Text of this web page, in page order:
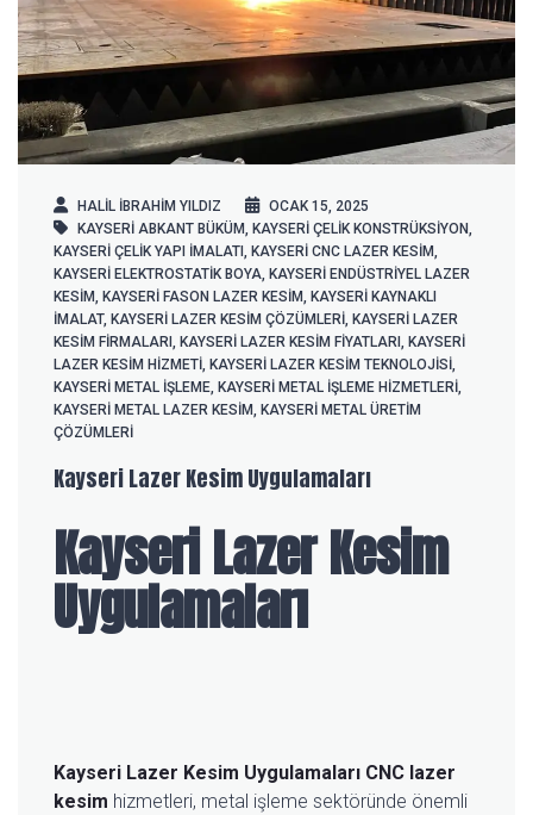
HALIL IBRAHIM YILDIZ
OCAK 15, 2025
KAYSERİ ABKANT BÜKÜM, KAYSERI ÇELIK KONSTRÜKSIYON,
KAYSERİ ÇELIK YAPI IMALATI , KAYSERİ CNC LAZER KESIM,
KAYSERİ ELEKTROSTATIK BOYA, KAYSERİ ENDÜSTRIYEL LAZER
KESIM, KAYSERİ FASON LAZER KESIM, KAYSERİ KAYNAKLI
IMALAT, KAYSERİ LAZER KESIM ÇÖZÜMLERI, KAYSERİ LAZER
KESIM FIRMALARI , KAYSERİ LAZER KESIM FIYATLARI , KAYSERİ
LAZER KESIM HIZMETI, KAYSERİ LAZER KESIM TEKNOLOJISI,
KAYSERİ METAL IŞLEME, KAYSERİ METAL IŞLEME HIZMETLERI,
KAYSERI METAL LAZER KESIM, KAYSERİ METAL ÜRETIM
ÇÖZÜMLERI
Kayseri Lazer Kesim Uygulamaları
Kayseri Lazer Kesim
Uygulamaları
Kayseri Lazer Kesim Uygulamaları CNC lazer
kesim hizmetleri, metal işleme sektöründe önemli